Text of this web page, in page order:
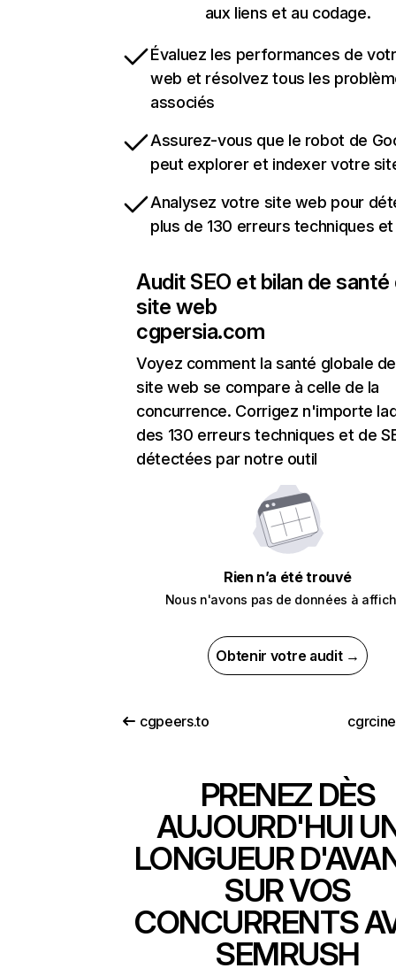
aux liens et au codage.
Évaluez les performances de
web et résolvez tous les
associés
Assurez-vous que le robot de
peut explorer et indexer votre
Analysez votre site web pour
plus de 130 erreurs techniques et
Audit SEO et bilan de santé
site web
cgpersia.com
Voyez comment la santé globale
site web se compare à celle de la
concurrence. Corrigez n'importe
des 130 erreurs techniques et de
détectées par notre outil
Rien n’a été trouvé
Nous n'avons pas de données à
Obtenir votre audit →
cgpeers.to
PRENEZ DÈS
AUJOURD'HUI
LONGUEUR
SUR VOS
CONCURRENTS
SEMRUSH